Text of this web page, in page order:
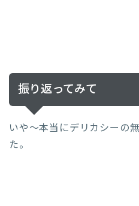
振り返ってみて
いや～本当にデリカシーの
た。